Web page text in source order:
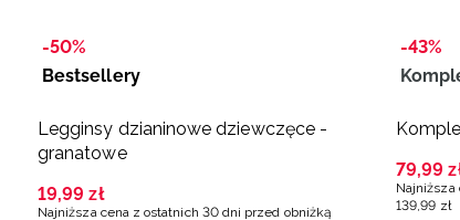
-50%
Bestsellery
Legginsy dzianinowe dziewczęce -
granatowe
19,99 zł
Najniższa cena z ostatnich 30 dni przed obniżką
-43%
79,99
Najniższa
139,99 zł